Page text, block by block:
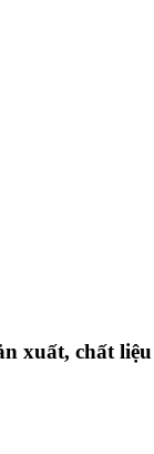
xuất, chất